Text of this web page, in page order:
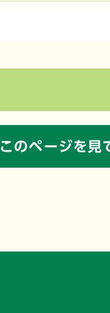
このページを見